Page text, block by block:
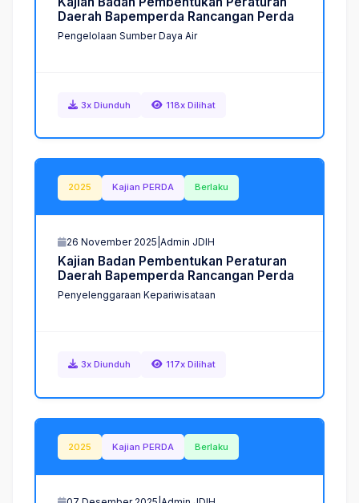
Daerah Bapemperda Rancangan Perda
Pengelolaan Sumber Daya Air
3x Diunduh 118x Dilihat
2025 Kajian PERDA Berlaku
26 November 2025 Admin JDIH
Kajian Bad an Pem bentu kan Peraturan
Daera h Bapemperd a Rancangan Perd a
Penyelenggaraan Kepariwisataan
3x Diunduh 117x Dilihat
2025 Kajian PERDA Berlaku